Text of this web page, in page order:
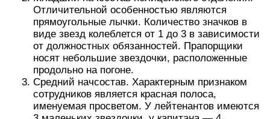
Отличительной особенностью являются
прямоугольные лычки. Количество значков в
виде звезд колеблется от 1 до 3 в зависимости
от должностных обязанностей. Прапорщики
носят небольшие звездочки, расположенные
продольно на погоне.
Средний начсостав. Характерным признаком
сотрудников является красная полоса,
именуемая просветом. У лейтенантов имеются